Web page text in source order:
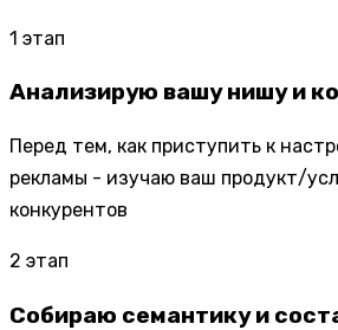
1 этап
Анализирую вашу нишу и
Перед тем, как приступить к
рекламы - изучаю ваш продукт/
конкурентов
2 этап
Собираю семантику и